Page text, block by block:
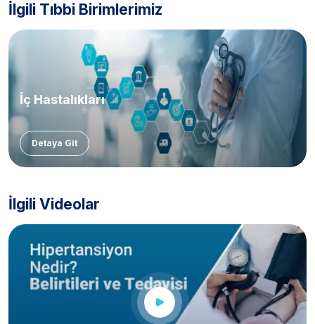
İlgili Tıbbi Birimlerimiz
İç Hastalıkları
Detaya Git
İlgili Videolar